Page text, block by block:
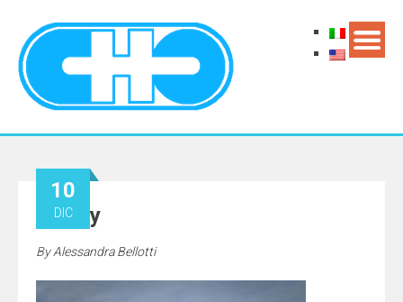
7_July
10
DIC
ByAlessandra Bellotti